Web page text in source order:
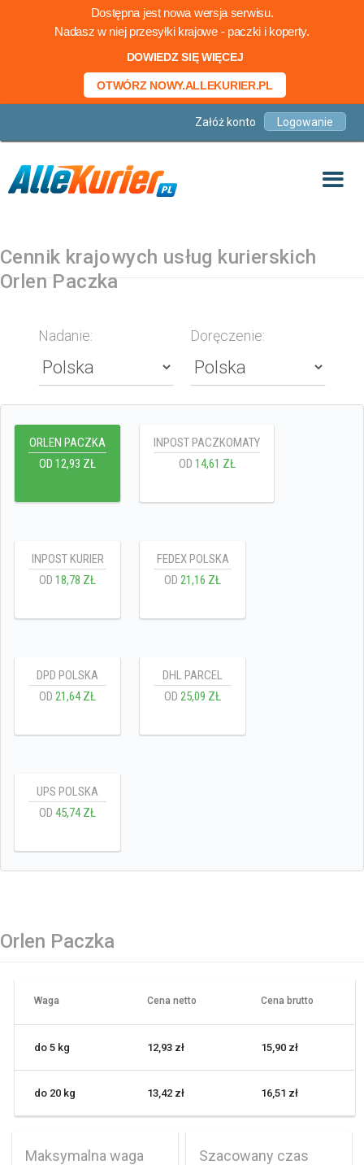
Dostępna jest nowa wersja serwisu.
Nadasz w niej przesyłki krajowe - paczki i koperty.
DOWIEDZ SIĘ WIĘCEJ
OTWÓRZ NOWY.ALLEKURIER.PL
Załóż konto Logowanie
Cennik krajowych usług kurierskich
Orlen Paczka
Nadanie: Doręczenie:
ORLEN PACZKA
OD 12,93 ZŁ
INPOST PACZKOMATY
OD 14,61 ZŁ
INPOST KURIER
OD 18,78 ZŁ
FEDEX POLSKA
OD 21,16 ZŁ
DPD POLSKA
OD 21,64 ZŁ
DHL PARCEL
OD 25,09 ZŁ
UPS POLSKA
OD 45,74 ZŁ
Orlen Paczka
Waga Cena netto Cena brutto
do 5 kg 12,93 zł 15,90 zł
do 20 kg 13,42 zł 16,51 zł
Maksymalna waga
Szacowany czas